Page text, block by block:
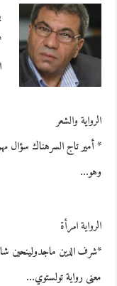
الرواية والشعر
* أمير تاج السرهناك سؤال
وهو…
الرواية امرأة
*شرف الدين ماجدولينحين
معنى رواية تولستوي…